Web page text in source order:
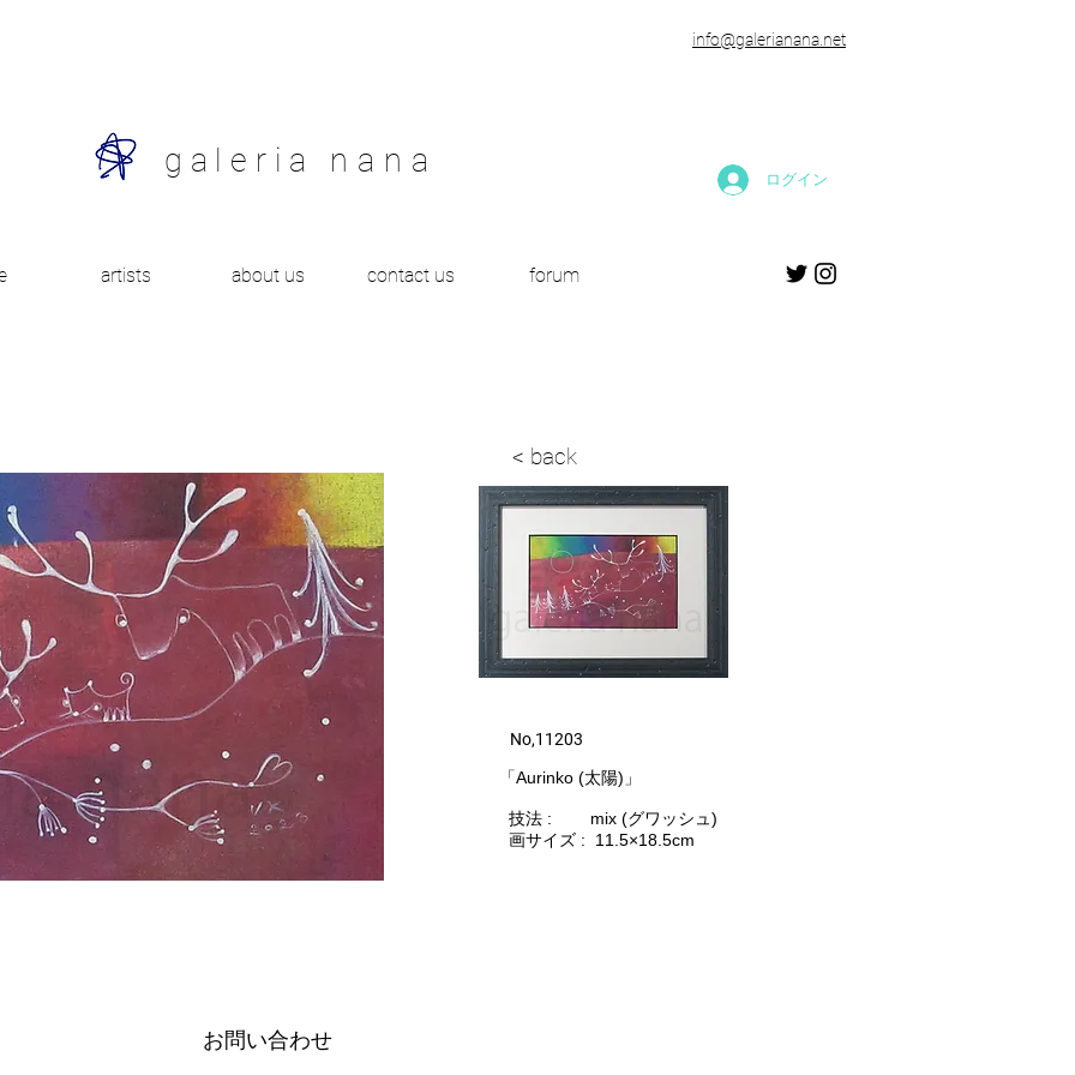
​info@galerianana.net
galeria nana
artists about us contact us forum
ログイン
< back
​ No,11203
​「Aurinko (太陽)」
技法 : mix (グワッシュ)
画サイズ : 11.5×18.5cm
お問い合わせ